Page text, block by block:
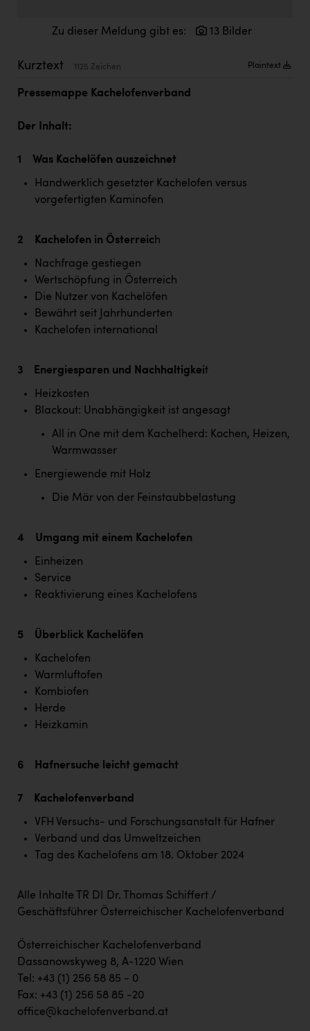
ERLUS AG
everfield
Firmenradl
IFE Austria GmbH
INTERSPORT Austria
Jesolo
Jane Goodall Institute Austria
Kärcher
KEBA
KIWI Kinderwunsch Institut Dr. Loimer
Kleider Bauer
Kremsmüller Anlagenbau GmbH
Maximarkt
Orlen
Passage Linz
PÜSPÖK
REMAX
RE/MAX Welcome
Resch&Frisch
SCHMACHTL GmbH
Schwingshandl - automation technology gmbh
Smurfit Westrock Nettingsdorf
TGW Logistics
TRAILOMAT & Cycling Austria
VERITAS
Zu dieser Meldung gibt es: 13 Bilder
Kurztext 1125 Zeichen Plaintext
Pressemappe Kachelofenverband
Der Inhalt:
1 Was Kachelöfen auszeichnet
Handwerklich gesetzter Kachelofen versus
vorgefertigten Kaminofen
2 Kachelofen in Österreich
Nachfrage gestiegen
Wertschöpfung in Österreich
Die Nutzer von Kachelöfen
Bewährt seit Jahrhunderten
Kachelofen international
3 Energiesparen und Nachhaltigkeit
Heizkosten
Blackout: Unabhängigkeit ist angesagt
All in One mit dem Kachelherd: Kochen, Heizen,
Warmwasser
Energiewende mit Holz
Die Mär von der Feinstaubbelastung
4 Umgang mit einem Kachelofen
Einheizen
Service
Reaktivierung eines Kachelofens
5 Überblick Kachelöfen
Kachelofen
Warmluftofen
Kombiofen
Herde
Heizkamin
6 Hafnersuche leicht gemacht
7 Kachelofenverband
VFH Versuchs- und Forschungsanstalt für Hafner
Verband und das Umweltzeichen
Tag des Kachelofens am 18. Oktober 2024
Alle Inhalte TR DI Dr. Thomas Schiffert /
Geschäftsführer Österreichischer Kachelofenverband
Österreichischer Kachelofenverband
Dassanowskyweg 8, A-1220 Wien
Tel: +43 (1) 256 58 85 - 0
Fax: +43 (1) 256 58 85 -20
office@kachelofenverband.at